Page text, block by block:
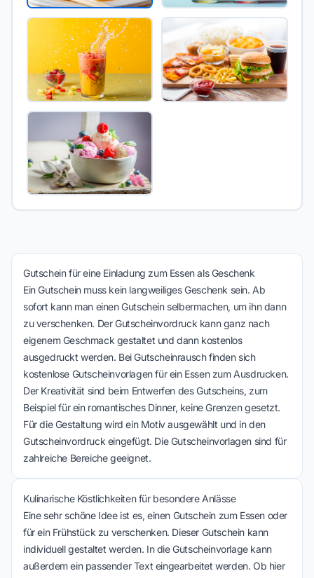
Gutschein für eine Einladung zum Essen als Geschenk
Ein Gutschein muss kein langweiliges Geschenk sein. Ab
sofort kann man einen Gutschein selbermachen, um ihn dann
zu verschenken. Der Gutscheinvordruck kann ganz nach
eigenem Geschmack gestaltet und dann kostenlos
ausgedruckt werden. Bei Gutscheinrausch finden sich
kostenlose Gutscheinvorlagen für ein Essen zum Ausdrucken.
Der Kreativität sind beim Entwerfen des Gutscheins, zum
Beispiel für ein romantisches Dinner, keine Grenzen gesetzt.
Für die Gestaltung wird ein Motiv ausgewählt und in den
Gutscheinvordruck eingefügt. Die Gutscheinvorlagen sind für
zahlreiche Bereiche geeignet.
Kulinarische Köstlichkeiten für besondere Anlässe
Eine sehr schöne Idee ist es, einen Gutschein zum Essen oder
für ein Frühstück zu verschenken. Dieser Gutschein kann
individuell gestaltet werden. In die Gutscheinvorlage kann
außerdem ein passender Text eingearbeitet werden. Ob hier